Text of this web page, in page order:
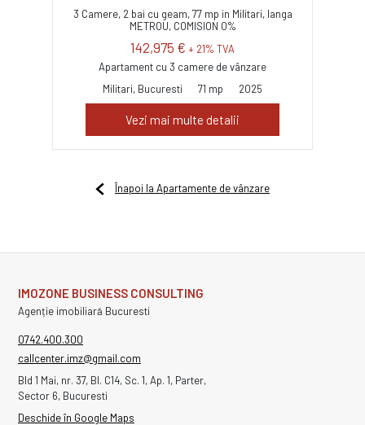
3 Camere, 2 bai cu geam, 77 mp in Militari, langa
METROU, COMISION 0%
142,975 € + 21% TVA
Apartament cu 3 camere de vânzare
Militari, Bucuresti
71 mp 2025
Vezi mai multe detalii
Înapoi la Apartamente de vânzare
IMOZONE BUSINESS CONSULTING
Agenție imobiliară Bucuresti
0742.400.300
callcenter.imz@gmail.com
Bld 1 Mai, nr. 37, Bl. C14, Sc. 1, Ap. 1, Parter,
Sector 6, Bucuresti
Deschide în Google Maps